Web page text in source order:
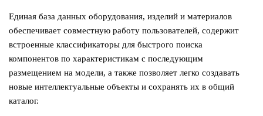
Единая база данных оборудования, изделий и материалов
обеспечивает совместную работу пользователей, содержит
встроенные классификаторы для быстрого поиска
компонентов по характеристикам с последующим
размещением на модели, а также позволяет легко создавать
новые интеллектуальные объекты и сохранять их в общий
каталог.